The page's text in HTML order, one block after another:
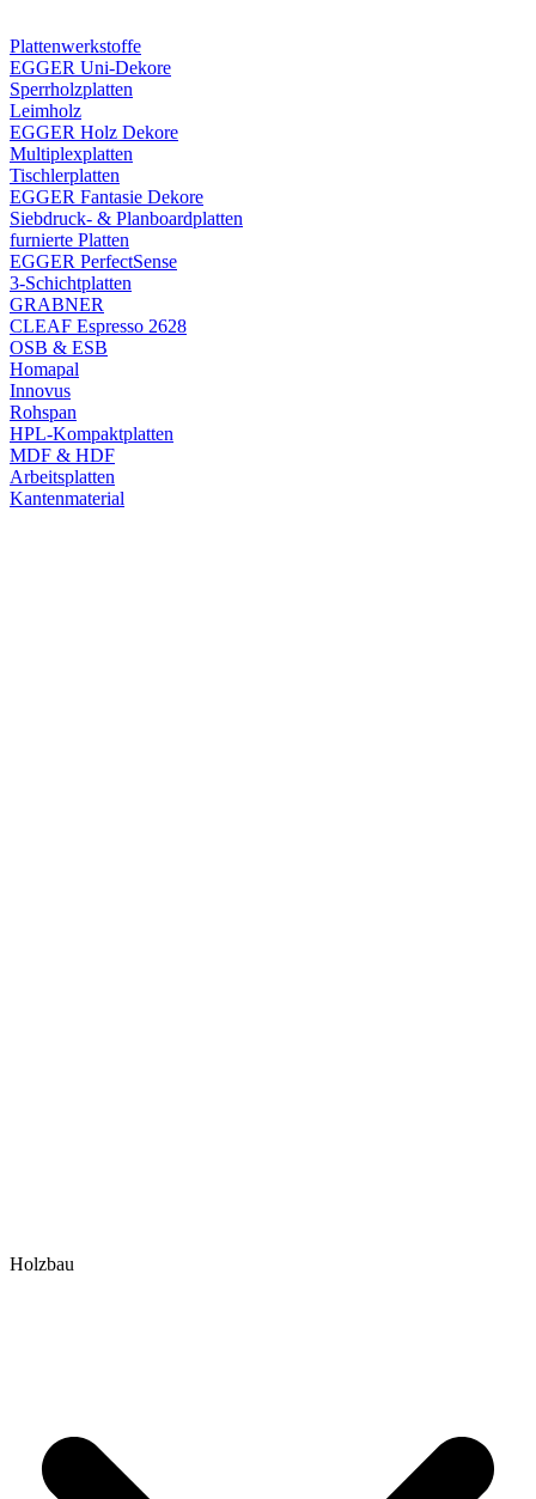
Plattenwerkstoffe
EGGER Uni-Dekore
Sperrholzplatten
Leimholz
EGGER Holz Dekore
Multiplexplatten
Tischlerplatten
EGGER Fantasie Dekore
Siebdruck- & Planboardplatten
furnierte Platten
EGGER PerfectSense
3-Schichtplatten
GRABNER
CLEAF Espresso 2628
OSB & ESB
Homapal
Innovus
Rohspan
HPL-Kompaktplatten
MDF & HDF
Arbeitsplatten
Kantenmaterial
Holzbau